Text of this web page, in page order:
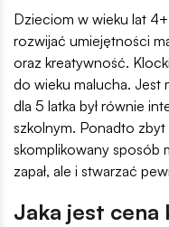
Dzieciom w wieku lat
rozwijać umiejętności
oraz kreatywność.
do wieku malucha. Jest
dla 5 latka był równie
szkolnym. Ponadto zbyt
skomplikowany sposób
zapał, ale i stwarzać
Jaka jest cena